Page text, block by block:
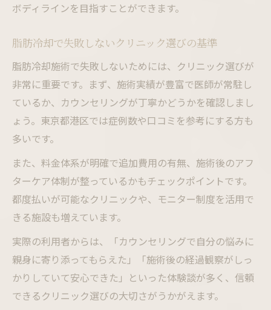
ボディラインを目指すことができます。
脂肪冷却で失敗しないクリニック選びの基準
脂肪冷却施術で失敗しないためには、クリニック選びが
非常に重要です。まず、施術実績が豊富で医師が常駐し
ているか、カウンセリングが丁寧かどうかを確認しまし
ょう。東京都港区では症例数や口コミを参考にする方も
多いです。
また、料金体系が明確で追加費用の有無、施術後のアフ
ターケア体制が整っているかもチェックポイントです。
都度払いが可能なクリニックや、モニター制度を活用で
きる施設も増えています。
実際の利用者からは、「カウンセリングで自分の悩みに
親身に寄り添ってもらえた」「施術後の経過観察がしっ
かりしていて安心できた」といった体験談が多く、信頼
できるクリニック選びの大切さがうかがえます。